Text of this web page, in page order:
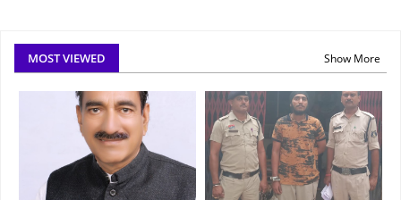
MOST VIEWED Show More